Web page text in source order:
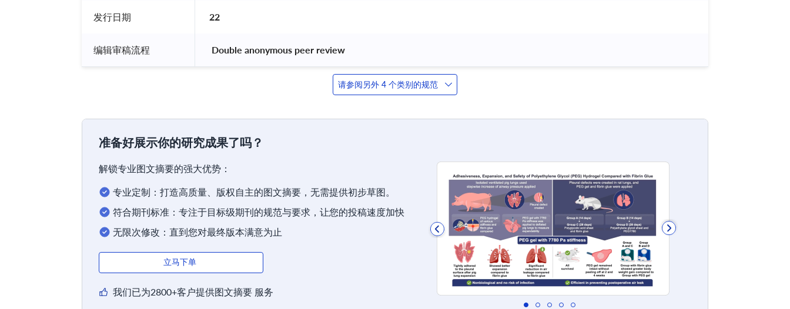
发行日期 22
编辑审稿流程 Double anonymous peer review
请参阅另外 4 个类别的规范
准备好展示你的研究成果了吗？
解锁专业图文摘要的强大优势：
专业定制：打造高质量、版权自主的图文摘要，无需提供初步草图。
符合期刊标准：专注于目标级期刊的规范与要求，让您的投稿速度加快
无限次修改：直到您对最终版本满意为止
立马下单
我们已为2800+客户提供图文摘要 服务